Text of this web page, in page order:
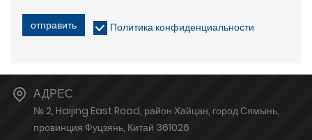
отправить Политика конфиденциальности
АДРЕС
№ 2, Haijing East Road, район Хайцан, город Сямынь,
провинция Фуцзянь, Китай 361026